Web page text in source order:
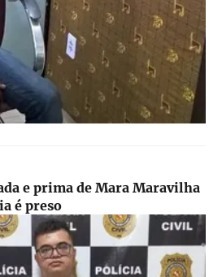
e prima de Mara Maravilha
é preso